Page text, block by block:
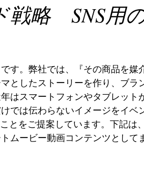
戦略 SNS用
す。弊社では、『その商品を媒
としたストーリーを作り、ブラ
はスマートフォンやタブレット
では伝わらないイメージをイベ
とをご提案しています。下記は
ムービー動画コンテンツとして